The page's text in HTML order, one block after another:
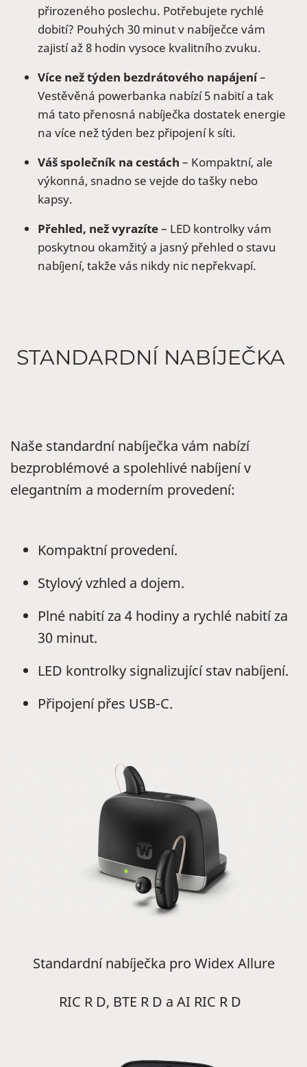
přirozeného poslechu. Potřebujete rychlé
dobití? Pouhých 30 minut v nabíječce vám
zajistí až 8 hodin vysoce kvalitního zvuku.
Více než týden bezdrátového napájení–
Vestěvěná powerbanka nabízí 5 nabití a tak
má tato přenosná nabíječka dostatek energie
na více než týden bez připojení k síti.
Váš společník na cestách – Kompaktní, ale
výkonná, snadno se vejde do tašky nebo
kapsy.
Přehled, než vyrazíte– LED kontrolky vám
poskytnou okamžitý a jasný přehled o stavu
nabíjení, takže vás nikdy nic nepřekvapí.
STANDARDNÍ NABÍJEČKA
Naše standardní nabíječka vám nabízí
bezproblémové a spolehlivé nabíjení v
elegantním a moderním provedení:
Kompaktní provedení.
Stylový vzhled a dojem.
Plné nabití za 4 hodiny a rychlé nabití za
30 minut.
LED kontrolky signalizující stav nabíjení.
Připojení přes USB-C.
Standardní nabíječka pro Widex Allure
RIC R D, BTE R D a AI RIC R D